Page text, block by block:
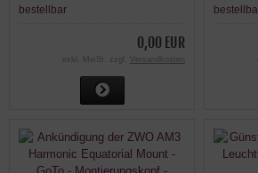
bestellbar
0,00 EUR
exkl. MwSt. zzgl. Versandkosten